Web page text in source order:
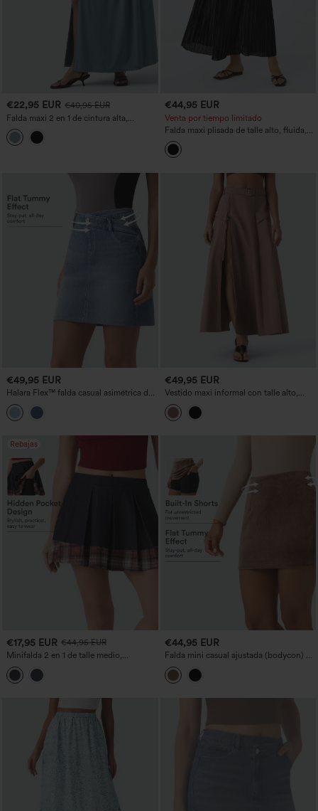
€22,95 EUR €40,95 EUR
Falda maxi 2 en 1 de cintura alta,
fruncida con abertura, de tacto fresco,
vaporosa para fiesta, con bolsillos
€44,95 EUR
Venta por tiempo limitado
Falda maxi plisada de talle alto, fluida,
con efecto satinado, de estilo casual
€49,95 EUR
Halara Flex™ falda casual asimétrica de
denim de talle medio con control
abdominal y bolsillos
€49,95 EUR
Vestido maxi informal con talle alto,
cinturón, cremallera y bolsillos.
Rebajas
€17,95 EUR €44,95 EUR
Minifalda 2 en 1 de talle medio,
tableada, corte en A, de estilo denim y a
cuadros, con bolsillo
€44,95 EUR
Falda mini casual ajustada (bodycon) de
pana con forro polar, de talle alto,
control de abdomen, realce de glúteos,
con bolsillos.